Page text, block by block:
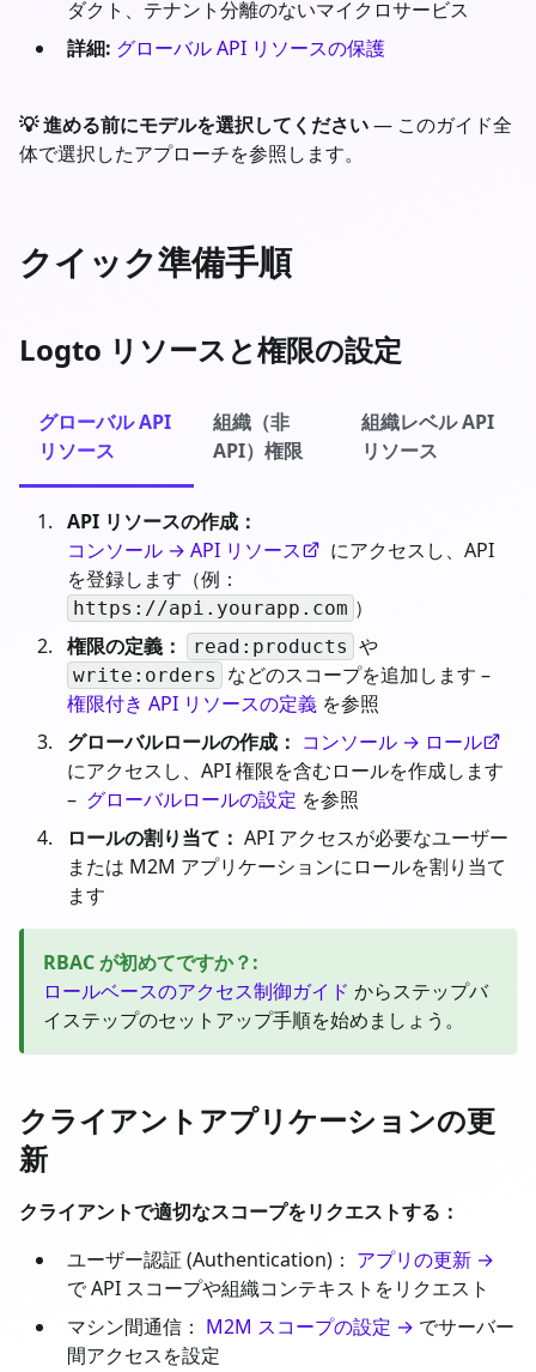
ダクト、テナント分離のないマイクロサービス
詳細: グローバル API リソースの保護
💡 進める前にモデルを選択してください— このガイド全
体で選択したアプローチを参照します。
クイック準備手順
Logto リソースと権限の設定
グローバル API
リソース
組織（非
API）権限
組織レベル API
リソース
API リソースの作成：
コンソール → API リソース
にアクセスし、API
を登録します（例：
https://api.yourapp.com ）
権限の定義：
read:products や
write:orders
などのスコープを追加します –
権限付き API リソースの定義 を参照
グローバルロールの作成： コンソール → ロール
にアクセスし、API 権限を含むロールを作成します
– グローバルロールの設定 を参照
ロールの割り当て： API アクセスが必要なユーザー
または M2M アプリケーションにロールを割り当て
ます
RBAC が初めてですか？:
ロールベースのアクセス制御ガイド からステップバ
イステップのセットアップ手順を始めましょう。
クライアントアプリケーションの更
新
クライアントで適切なスコープをリクエストする：
ユーザー認証 (Authentication)： アプリの更新 →
で API スコープや組織コンテキストをリクエスト
マシン間通信： M2M スコープの設定 → でサーバー
間アクセスを設定